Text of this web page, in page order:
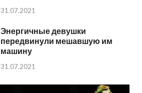
31.07.2021
Энергичные девушки
передвинули мешавшую им
машину
31.07.2021